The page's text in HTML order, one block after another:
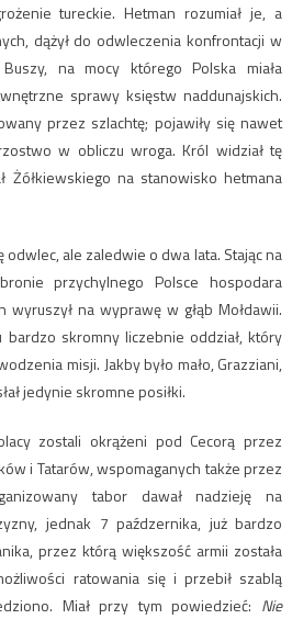
tureckie. Hetman rozumiał je, a
dążył do odwleczenia konfrontacji w
na mocy którego Polska miała
sprawy księstw naddunajskich.
przez szlachtę; pojawiły się nawet
w obliczu wroga. Król widział tę
Żółkiewskiego na stanowisko hetmana
odwlec, ale zaledwie o dwa lata. Stając na
przychylnego Polsce hospodara
wyruszył na wyprawę w głąb Mołdawii.
bardzo skromny liczebnie oddział, który
misji. Jakby było mało, Grazziani,
jedynie skromne posiłki.
zostali okrążeni pod Cecorą przez
i Tatarów, wspomaganych także przez
tabor dawał nadzieję na
jednak 7 paźdzernika, już bardzo
przez którą większość armii została
ratowania się i przebił szablą
Miał przy tym powiedzieć: Nie